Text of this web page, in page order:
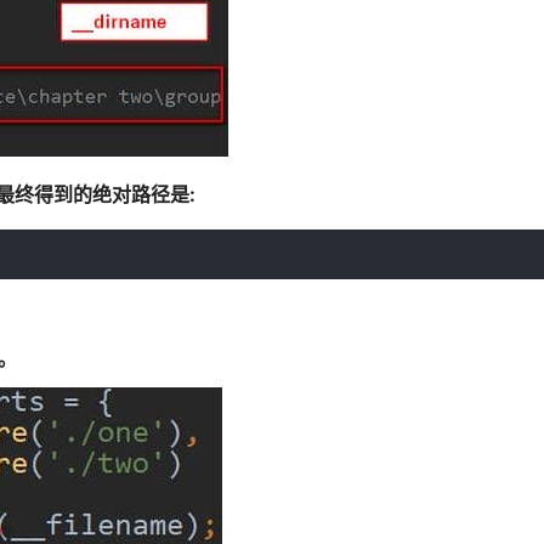
得到的绝对路径是: